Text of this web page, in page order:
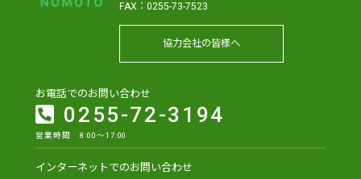
FAX：0255-73-7523
協力会社の皆様へ
お電話でのお問い合わせ
0255-72-3194
営業時間 8:00～17:00
インターネットでのお問い合わせ